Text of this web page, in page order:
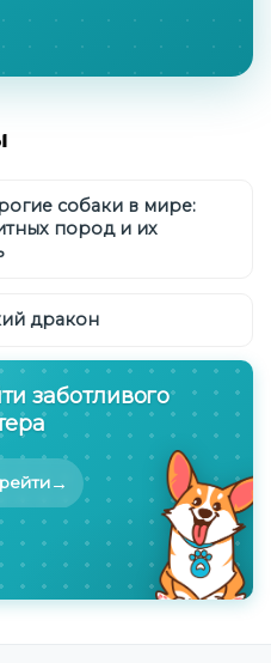
собаки в мире:
пород и их
дракон
заботливого
→